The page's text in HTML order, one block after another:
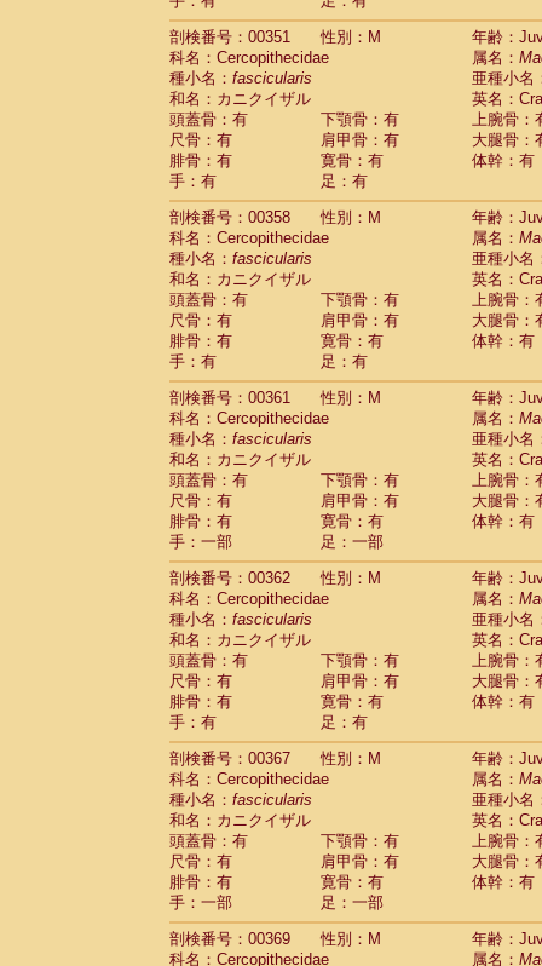
剖検番号：00351
性別：M
年齢：
科名：Cercopithecidae
属名：
種小名： fascicularis
亜種小名
和名：カニクイザル
英名：
頭蓋骨：有
下顎骨：有
上腕骨：
尺骨：有
肩甲骨：有
大腿骨：
腓骨：有
寛骨：有
体幹：有
手：有
足：有
剖検番号：00358
性別：M
年齢：
科名：Cercopithecidae
属名：
種小名： fascicularis
亜種小名
和名：カニクイザル
英名：
頭蓋骨：有
下顎骨：有
上腕骨：
尺骨：有
肩甲骨：有
大腿骨：
腓骨：有
寛骨：有
体幹：有
手：有
足：有
剖検番号：00361
性別：M
年齢：
科名：Cercopithecidae
属名：
種小名： fascicularis
亜種小名
和名：カニクイザル
英名：
頭蓋骨：有
下顎骨：有
上腕骨：
尺骨：有
肩甲骨：有
大腿骨：
腓骨：有
寛骨：有
体幹：有
手：一部
足：一部
剖検番号：00362
性別：M
年齢：
科名：Cercopithecidae
属名：
種小名： fascicularis
亜種小名
和名：カニクイザル
英名：
頭蓋骨：有
下顎骨：有
上腕骨：
尺骨：有
肩甲骨：有
大腿骨：
腓骨：有
寛骨：有
体幹：有
手：有
足：有
剖検番号：00367
性別：M
年齢：
科名：Cercopithecidae
属名：
種小名： fascicularis
亜種小名
和名：カニクイザル
英名：
頭蓋骨：有
下顎骨：有
上腕骨：
尺骨：有
肩甲骨：有
大腿骨：
腓骨：有
寛骨：有
体幹：有
手：一部
足：一部
剖検番号：00369
性別：M
年齢：
科名：Cercopithecidae
属名：